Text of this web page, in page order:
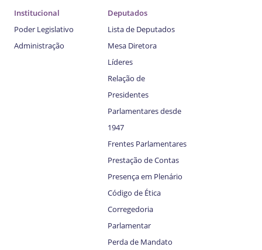
Institucional
Poder Legislativo
Administração
Deputados
Lista de Deputados
Mesa Diretora
Líderes
Relação de
Presidentes
Parlamentares desde
1947
Frentes Parlamentares
Prestação de Contas
Presença em Plenário
Código de Ética
Corregedoria
Parlamentar
Perda de Mandato